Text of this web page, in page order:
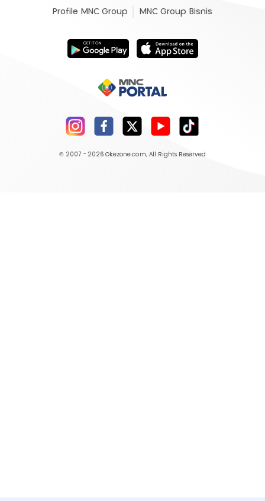
Profile MNC Group MNC Group Bisnis
© 2007 - 2026 Okezone.com, All Rights Reserved